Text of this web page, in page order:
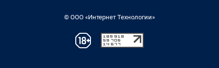
© ООО «Интернет Технологии»